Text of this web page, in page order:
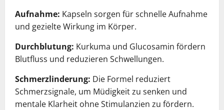
Aufnahme: Kapseln sorgen für schnelle Aufnahme
und gezielte Wirkung im Körper.
Durchblutung: Kurkuma und Glucosamin fördern
Blutfluss und reduzieren Schwellungen.
Schmerzlinderung: Die Formel reduziert
Schmerzsignale, um Müdigkeit zu senken und
mentale Klarheit ohne Stimulanzien zu fördern.